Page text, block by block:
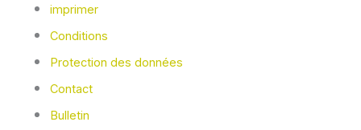
imprimer
Conditions
Protection des données
Contact
Bulletin